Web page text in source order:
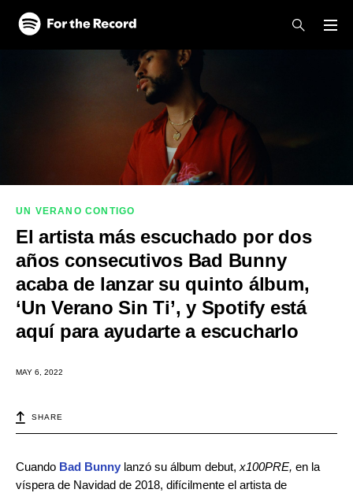
Skip to main content
Skip to footer
UN VERANO CONTIGO
El artista más escuchado por dos
años consecutivos Bad Bunny
acaba de lanzar su quinto álbum,
‘Un Verano Sin Ti’, y Spotify está
aquí para ayudarte a escucharlo
MAY 6, 2022
SHARE
Cuando Bad Bunny lanzó su álbum debut, x100PRE, en la
víspera de Navidad de 2018, difícilmente el artista de